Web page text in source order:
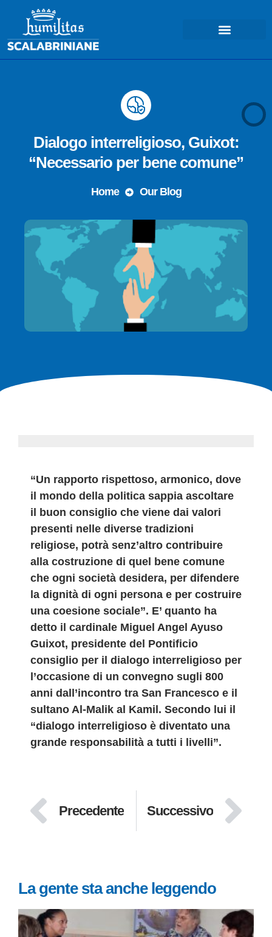
Dialogo interreligioso, Guixot:
“Necessario per bene comune”
Home Our Blog
“Un rapporto rispettoso, armonico, dove
il mondo della politica sappia ascoltare
il buon consiglio che viene dai valori
presenti nelle diverse tradizioni
religiose, potrà senz’altro contribuire
alla costruzione di quel bene comune
che ogni società desidera, per difendere
la dignità di ogni persona e per costruire
una coesione sociale”. E’ quanto ha
detto il cardinale Miguel Angel Ayuso
Guixot, presidente del Pontificio
consiglio per il dialogo interreligioso per
l’occasione di un convegno sugli 800
anni dall’incontro tra San Francesco e il
sultano Al-Malik al Kamil. Secondo lui il
“dialogo interreligioso è diventato una
grande responsabilità a tutti i livelli”.
Precedente Successivo
La gente sta anche leggendo